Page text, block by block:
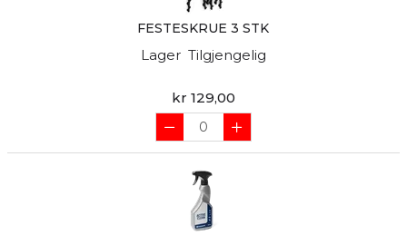
FESTESKRUE 3 STK
Lager Tilgjengelig
kr 129,00